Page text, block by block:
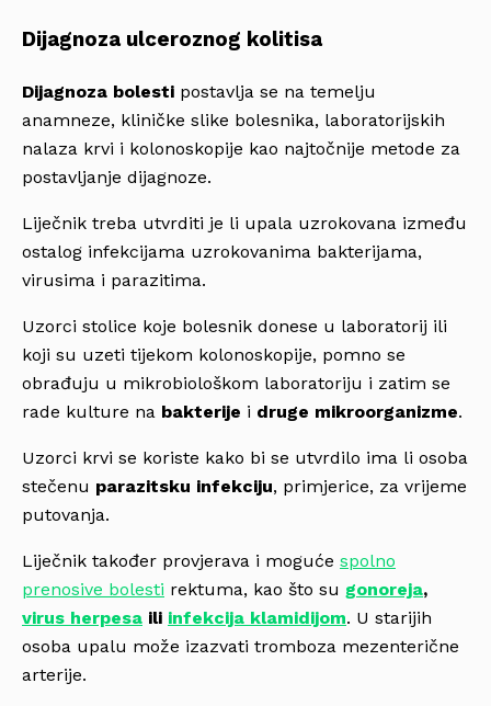
Dijagnoza ulceroznog kolitisa
Dijagnoza bolesti postavlja se na temelju
anamneze, kliničke slike bolesnika, laboratorijskih
nalaza krvi i kolonoskopije kao najtočnije metode za
postavljanje dijagnoze.
Liječnik treba utvrditi je li upala uzrokovana između
ostalog infekcijama uzrokovanima bakterijama,
virusima i parazitima.
Uzorci stolice koje bolesnik donese u laboratorij ili
koji su uzeti tijekom kolonoskopije, pomno se
obrađuju u mikrobiološkom laboratoriju i zatim se
rade kulture na bakterije i druge mikroorganizme.
Uzorci krvi se koriste kako bi se utvrdilo ima li osoba
stečenu parazitsku infekciju, primjerice, za vrijeme
putovanja.
Liječnik također provjerava i moguće spolno
prenosive bolesti rektuma, kao što su gonoreja,
virus herpesa ili infekcija klamidijom. U starijih
osoba upalu može izazvati tromboza mezenterične
arterije.